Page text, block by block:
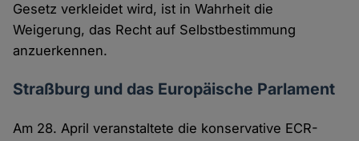
Gesetz verkleidet wird, ist in Wahrheit die
Weigerung, das Recht auf Selbstbestimmung
anzuerkennen.
Straßburg und das Europäische Parlament
Am 28. April veranstaltete die konservative ECR-